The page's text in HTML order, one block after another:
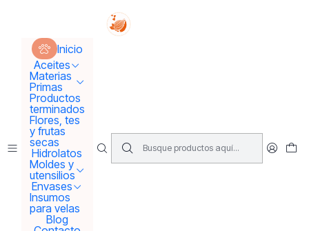
Inicio
Aceites
Materias
Primas
Productos
terminados
Flores, tes
y frutas
secas
Hidrolatos
Moldes y
utensilios
Envases
Insumos
para velas
Blog
Tus sueños se concretan aquí !!!